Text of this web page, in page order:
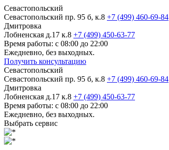
Севастопольский
Севастопольский пр. 95 б, к.8 +7 (499) 460-69-84
Дмитровка
Лобненская д.17 к.8 +7 (499) 450-63-77
Время работы: с 08:00 до 22:00
Ежедневно, без выходных.
Получить консультацию
Севастопольский
Севастопольский пр. 95 б, к.8 +7 (499) 460-69-84
Дмитровка
Лобненская д.17 к.8 +7 (499) 450-63-77
Время работы: с 08:00 до 22:00
Ежедневно, без выходных.
Выбрать сервис